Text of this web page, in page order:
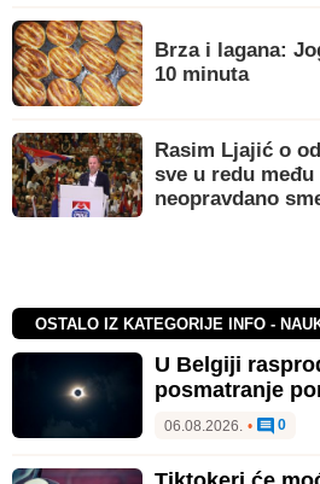
Brza i lagana:
10 minuta
Rasim Ljajić o
sve u redu
neopravdano
OSTALO IZ KATEGORIJE INFO -
U Belgiji
posmatranje
06.08.2026. • 0